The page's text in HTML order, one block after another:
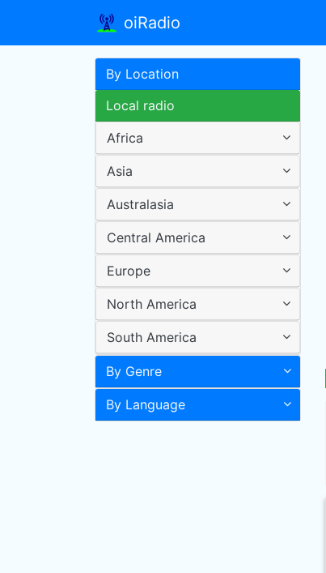
oiRadio
By Location
Local radio
Africa
Asia
Australasia
Central America
Europe
North America
South America
By Genre
By Language